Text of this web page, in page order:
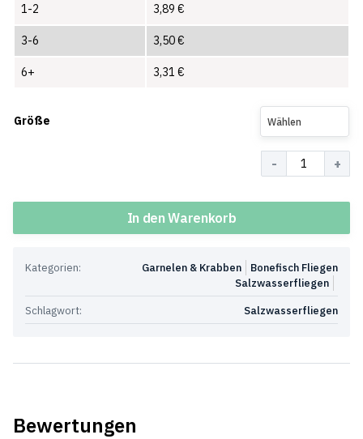
1-2 3,89 €
3-6 3,50€
6+ 3,31 €
Größe Wählen
In den Warenkorb
Kategorien: Bonefisch Fliegen
Garnelen & Krabben
Salzwasserfliegen
Schlagwort:
Salzwasserfliegen
Bewertungen